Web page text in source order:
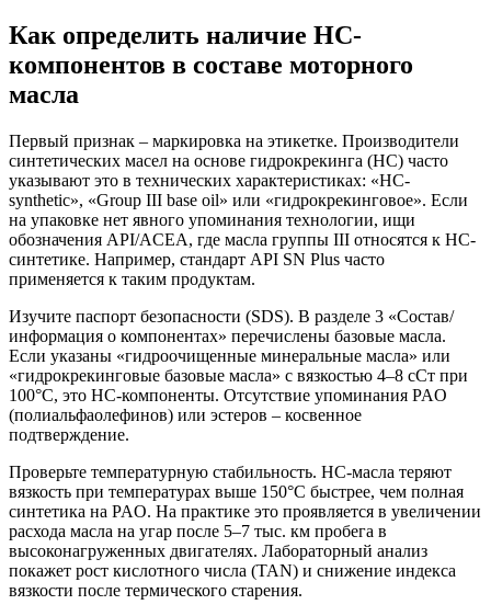
Как определить наличие HC-
компонентов в составе моторного
масла
Первый признак – маркировка на этикетке. Производители
синтетических масел на основе гидрокрекинга (HC) часто
указывают это в технических характеристиках: «HC-
synthetic», «Group III base oil» или «гидрокрекинговое». Если
на упаковке нет явного упоминания технологии, ищи
обозначения API/ACEA, где масла группы III относятся к HC-
синтетике. Например, стандарт API SN Plus часто
применяется к таким продуктам.
Изучите паспорт безопасности (SDS). В разделе 3 «Состав/
информация о компонентах» перечислены базовые масла.
Если указаны «гидроочищенные минеральные масла» или
«гидрокрекинговые базовые масла» с вязкостью 4–8 сСт при
100°C, это HC-компоненты. Отсутствие упоминания PAO
(полиальфаолефинов) или эстеров – косвенное
подтверждение.
Проверьте температурную стабильность. HC-масла теряют
вязкость при температурах выше 150°C быстрее, чем полная
синтетика на PAO. На практике это проявляется в увеличении
расхода масла на угар после 5–7 тыс. км пробега в
высоконагруженных двигателях. Лабораторный анализ
покажет рост кислотного числа (TAN) и снижение индекса
вязкости после термического старения.